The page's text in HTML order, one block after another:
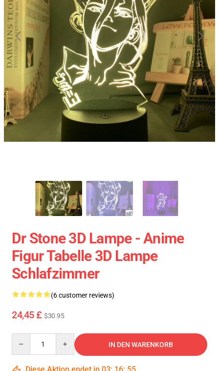
Dr Stone 3D Lampe - Anime
Figur Tabelle 3D Lampe
Schlafzimmer
(6 customer reviews)
24,45 £ $30.95
IN DEN WARENKORB